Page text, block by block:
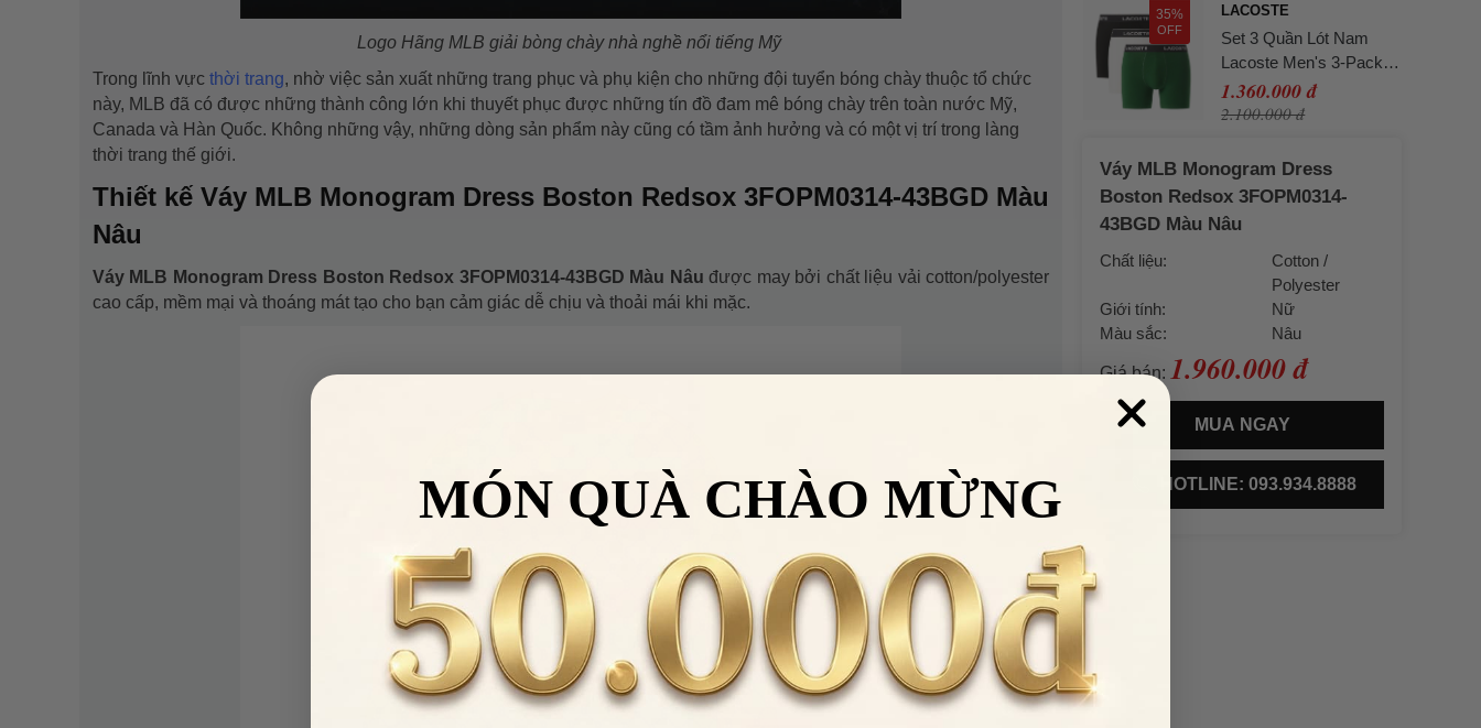
Logo Hãng MLB giải bòng chày nhà nghề nổi tiếng Mỹ
Trong lĩnh vực thời trang, nhờ việc sản xuất những trang phục và phụ kiện cho những đội tuyển bóng chày thuộc tổ chức
này, MLB đã có được những thành công lớn khi thuyết phục được những tín đồ đam mê bóng chày trên toàn nước Mỹ,
Canada và Hàn Quốc. Không những vậy, những dòng sản phẩm này cũng có tầm ảnh hưởng và có một vị trí trong làng
thời trang thế giới.
Thiết kế Váy MLB Monogram Dress Boston Redsox 3FOPM0314-43BGD Màu
Nâu
Váy MLB Monogram Dress Boston Redsox 3FOPM0314-43BGD Màu Nâu được may bởi chất liệu vải cotton/polyester
cao cấp, mềm mại và thoáng mát tạo cho bạn cảm giác dễ chịu và thoải mái khi mặc.
35%
OFF
LACOSTE
Set 3 Quần Lót Nam
Lacoste Men's 3-Pack
Stretch Cotton Boxer
Briefs 6H2411-51-ISZ
1.360.000 đ
2.100.000 đ
Váy MLB Monogram Dress
Boston Redsox 3FOPM0314-
43BGD Màu Nâu
Chất liệu:
Cotton /
Polyester
Giới tính:
Nữ
Màu sắc:
Nâu
Giá bán: 1.960.000 đ
MUA NGAY
HOTLINE: 093.934.8888
MÓN QUÀ CHÀO MỪNG